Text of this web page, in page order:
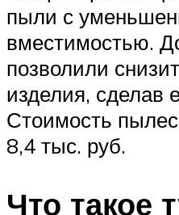
пыли с
вместимостью.
позволили
изделия, сделав
Стоимость
8,4 тыс. руб.
Что такое